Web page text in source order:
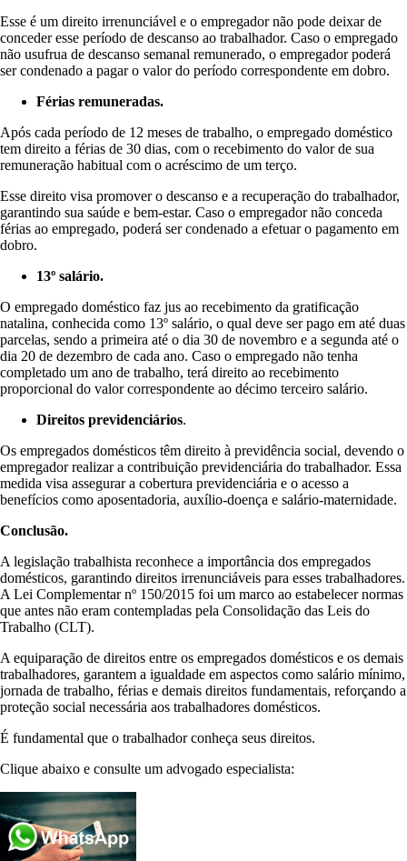
Esse é um direito irrenunciável e o empregador não pode deixar de
conceder esse período de descanso ao trabalhador. Caso o empregado
não usufrua de descanso semanal remunerado, o empregador poderá
ser condenado a pagar o valor do período correspondente em dobro.
Férias remuneradas.
Após cada período de 12 meses de trabalho, o empregado doméstico
tem direito a férias de 30 dias, com o recebimento do valor de sua
remuneração habitual com o acréscimo de um terço.
Esse direito visa promover o descanso e a recuperação do trabalhador,
garantindo sua saúde e bem-estar. Caso o empregador não conceda
férias ao empregado, poderá ser condenado a efetuar o pagamento em
dobro.
13º salário.
O empregado doméstico faz jus ao recebimento da gratificação
natalina, conhecida como 13º salário, o qual deve ser pago em até duas
parcelas, sendo a primeira até o dia 30 de novembro e a segunda até o
dia 20 de dezembro de cada ano. Caso o empregado não tenha
completado um ano de trabalho, terá direito ao recebimento
proporcional do valor correspondente ao décimo terceiro salário.
Direitos previdenciários.
Os empregados domésticos têm direito à previdência social, devendo o
empregador realizar a contribuição previdenciária do trabalhador. Essa
medida visa assegurar a cobertura previdenciária e o acesso a
benefícios como aposentadoria, auxílio-doença e salário-maternidade.
Conclusão.
A legislação trabalhista reconhece a importância dos empregados
domésticos, garantindo direitos irrenunciáveis para esses trabalhadores.
A Lei Complementar nº 150/2015 foi um marco ao estabelecer normas
que antes não eram contempladas pela Consolidação das Leis do
Trabalho (CLT).
A equiparação de direitos entre os empregados domésticos e os demais
trabalhadores, garantem a igualdade em aspectos como salário mínimo,
jornada de trabalho, férias e demais direitos fundamentais, reforçando a
proteção social necessária aos trabalhadores domésticos.
É fundamental que o trabalhador conheça seus direitos.
Clique abaixo e consulte um advogado especialista: